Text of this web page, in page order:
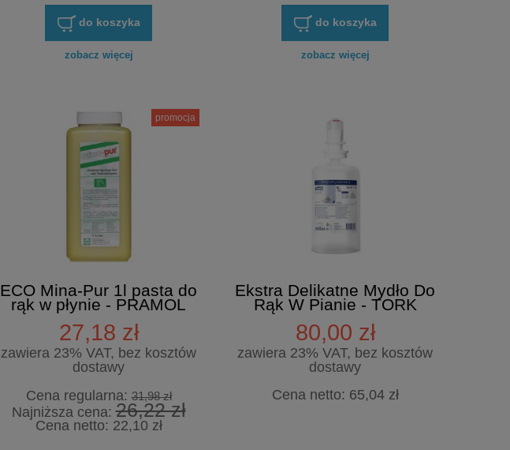
do koszyka
zobacz więcej
do koszyka
zobacz więcej
ECO Mina-Pur 1l pasta do
rąk w płynie - PRAMOL
27,18 zł
zawiera 23% VAT, bez kosztów
dostawy
Cena regularna:31,98 zł
Najniższa cena:26,22 zł
Cena netto: 22,10 zł
promocja
Ekstra Delikatne Mydło Do
Rąk W Pianie - TORK
80,00 zł
zawiera 23% VAT, bez kosztów
dostawy
Cena netto: 65,04 zł